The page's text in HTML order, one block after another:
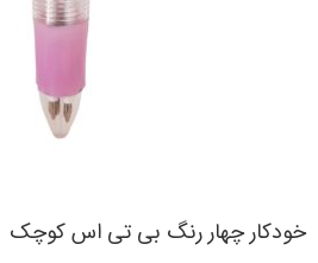
خودکار چهار رنگ بی تی اس کوچک